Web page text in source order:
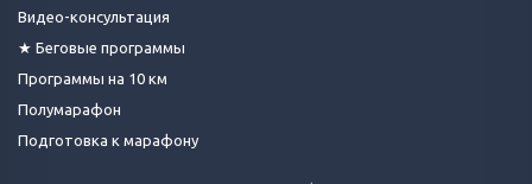
Видео-консультация
★ Беговые программы
Программы на 10 км
Полумарафон
Подготовка к марафону